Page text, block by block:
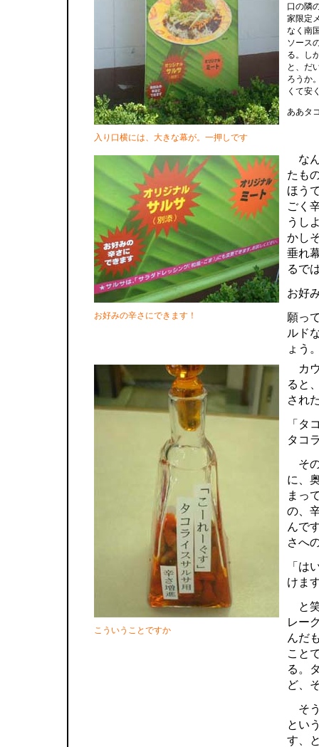
入り口横には、大きな幕が。一押しです
口の隣
家限定
なく南
ソース
る。し
と、だ
ろうか
くて安
ああタ
お好みの辛さにできます！
なん
たも
ほう
ごく
うし
かし
垂れ
るで
お好
願っ
ルド
ょう
こういうことですか
カウ
ると
され
「タ
タコ
その
に、
まっ
の、
んで
さへ
「は
けま
と笑
レー
んだ
こと
る。
ど、
そう
とい
す、